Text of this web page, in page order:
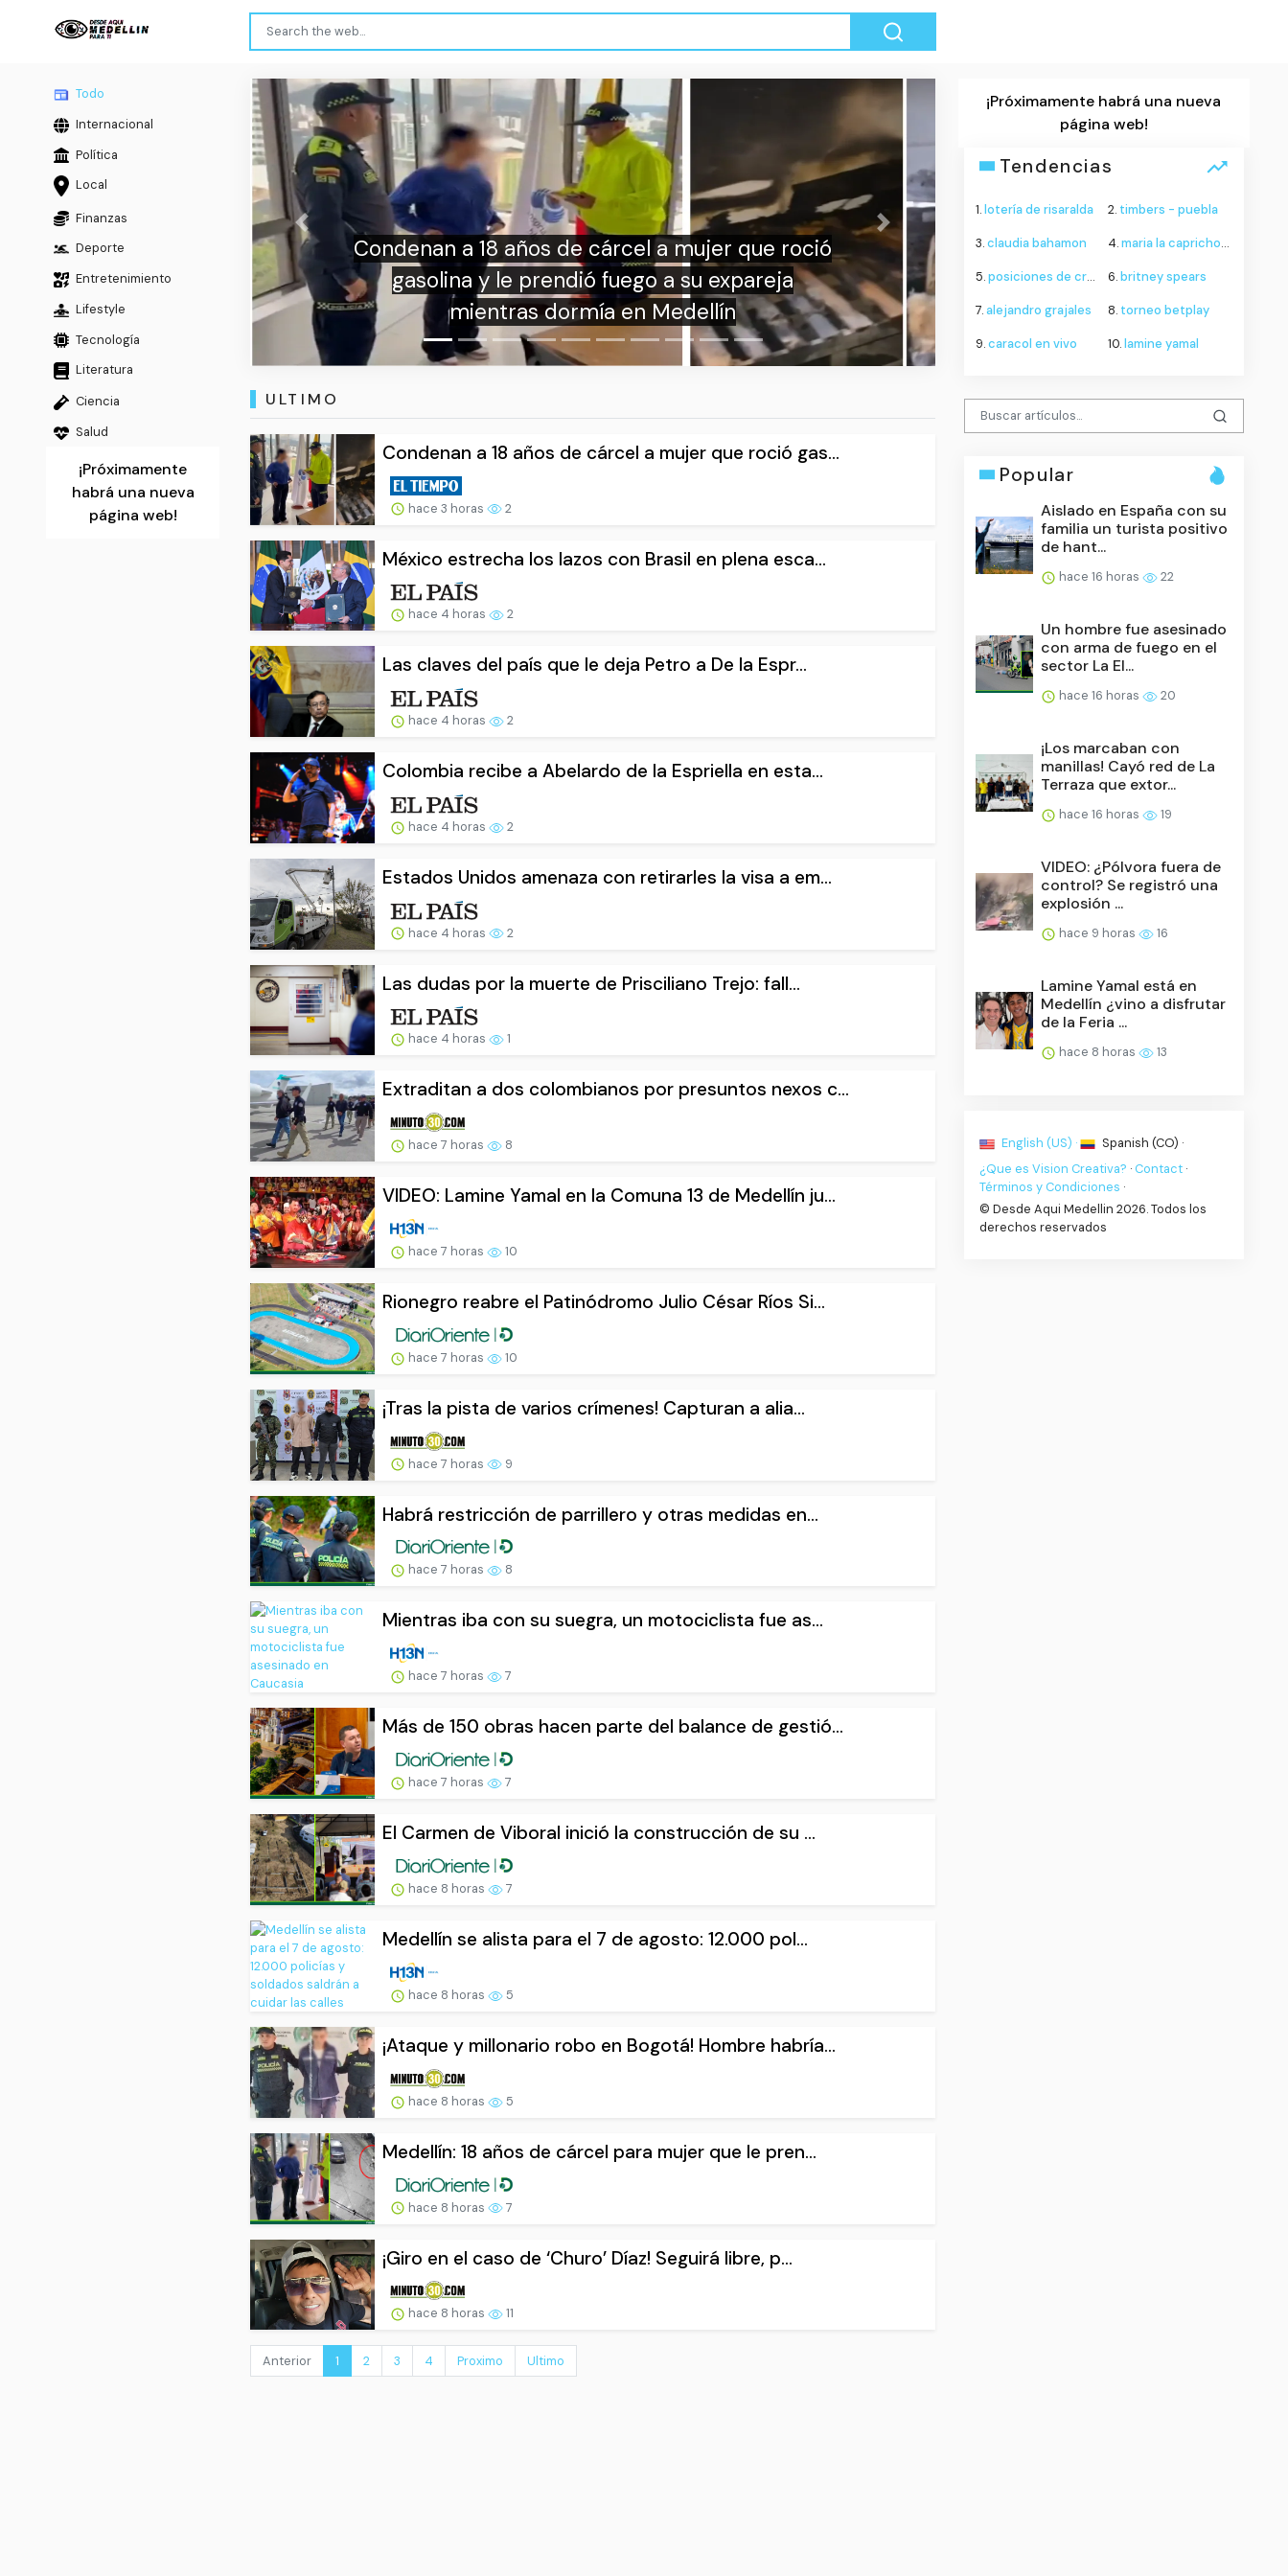
Todo
Internacional
Política
Local
Finanzas
Deporte
Entretenimiento
Lifestyle
Tecnología
Literatura
Ciencia
Salud
¡Próximamente
habrá una nueva
página web!
Condenan a 18 años de cárcel a mujer que roció
gasolina y le prendió fuego a su expareja
mientras dormía en Medellín
México estrecha los lazos con Brasil en
escalada de la tensión entre Lula y
Previous Next
ULTIMO
Condenan a 18 años de cárcel a mujer que roció gas...
hace 3 horas 2
México estrecha los lazos con Brasil en plena esca...
hace 4 horas 2
Las claves del país que le deja Petro a De la Espr...
hace 4 horas 2
Colombia recibe a Abelardo de la Espriella en esta...
hace 4 horas 2
Estados Unidos amenaza con retirarles la visa a em...
hace 4 horas 2
Las dudas por la muerte de Prisciliano Trejo: fall...
hace 4 horas 1
Extraditan a dos colombianos por presuntos nexos c...
hace 7 horas 8
VIDEO: Lamine Yamal en la Comuna 13 de Medellín ju...
hace 7 horas 10
Rionegro reabre el Patinódromo Julio César Ríos Si...
hace 7 horas 10
¡Tras la pista de varios crímenes! Capturan a alia...
hace 7 horas 9
Habrá restricción de parrillero y otras medidas en...
hace 7 horas 8
Mientras iba con su suegra, un motociclista fue as...
hace 7 horas 7
Más de 150 obras hacen parte del balance de gestió...
hace 7 horas 7
El Carmen de Viboral inició la construcción de su ...
hace 8 horas 7
Medellín se alista para el 7 de agosto: 12.000 pol...
hace 8 horas 5
¡Ataque y millonario robo en Bogotá! Hombre habría...
hace 8 horas 5
Medellín: 18 años de cárcel para mujer que le pren...
hace 8 horas 7
¡Giro en el caso de ‘Churo’ Díaz! Seguirá libre, p...
hace 8 horas 11
Anterior 1 2 3 4 Proximo Ultimo
¡Próximamente habrá una nueva
página web!
Tendencias
1.lotería de risaralda 2. timbers - puebla
3.claudia bahamon 4.maria la caprichosa
5.posiciones de cruz azul contra philadelphia union 6.britney spears
7.alejandro grajales 8. torneo betplay
9.caracol en vivo 10.lamine yamal
Popular
Aislado en España con su
familia un turista positivo
de hant...
hace 16 horas 22
Un hombre fue asesinado
con arma de fuego en el
sector La El...
hace 16 horas 20
¡Los marcaban con
manillas! Cayó red de La
Terraza que extor...
hace 16 horas 19
VIDEO: ¿Pólvora fuera de
control? Se registró una
explosión ...
hace 9 horas 16
Lamine Yamal está en
Medellín ¿vino a disfrutar
de la Feria ...
hace 8 horas 13
English (US) ·
Spanish (CO) ·
¿Que es Vision Creativa? · Contact ·
Términos y Condiciones ·
© Desde Aqui Medellin 2026. Todos los
derechos reservados